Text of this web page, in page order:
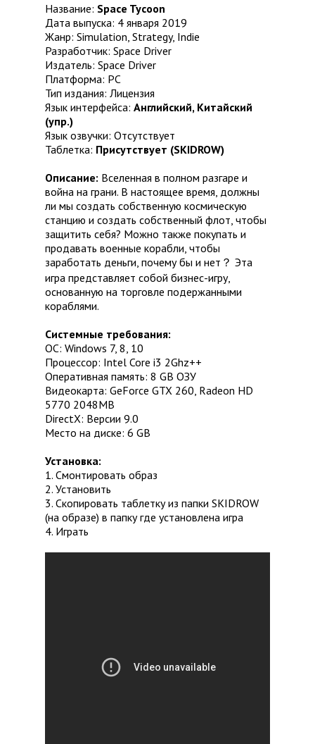
Название: Space Tycoon
Дата выпуска: 4 января 2019
Жанр: Simulation, Strategy, Indie
Разработчик: Space Driver
Издатель: Space Driver
Платформа: PC
Тип издания: Лицензия
Язык интерфейса: Английский, Китайский
(упр.)
Язык озвучки: Отсутствует
Таблетка: Присутствует (SKIDROW)
Описание: Вселенная в полном разгаре и
война на грани. В настоящее время, должны
ли мы создать собственную космическую
станцию и создать собственный флот, чтобы
защитить себя? Можно также покупать и
продавать военные корабли, чтобы
заработать деньги, почему бы и нет？ Эта
игра представляет собой бизнес-игру,
основанную на торговле подержанными
кораблями.
Системные требования:
ОС: Windows 7, 8, 10
Процессор: Intel Core i3 2Ghz++
Оперативная память: 8 GB ОЗУ
Видеокарта: GeForce GTX 260, Radeon HD
5770 2048MB
DirectX: Версии 9.0
Место на диске: 6 GB
Установка:
1. Смонтировать образ
2. Установить
3. Скопировать таблетку из папки SKIDROW
(на образе) в папку где установлена игра
4. Играть